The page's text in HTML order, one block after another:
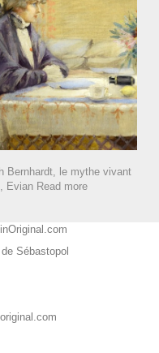
Bernhardt, le mythe vivant
Evian Read more
Sébastopol